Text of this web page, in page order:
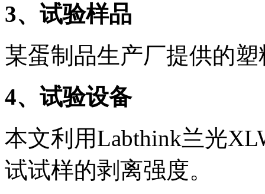
3、试验样品
某蛋制品生产厂提供的
4、试验设备
本文利用Labthink兰光
试试样的剥离强度。